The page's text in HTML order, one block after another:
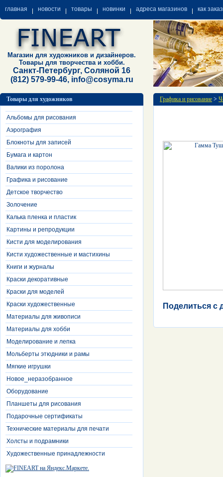
главная новости товары новинки адреса магазинов как
Магазин для художников и дизайнеров.
Товары для творчества и хобби.
Санкт-Петербург, Соляной 16
(812) 579-99-46, info@cosyma.ru
Товары для художников
Альбомы для рисования
Аэрография
Блокноты для записей
Бумага и картон
Валики из поролона
Графика и рисование
Детское творчество
Золочение
Калька пленка и пластик
Картины и репродукции
Кисти для моделирования
Кисти художественные и мастихины
Книги и журналы
Краски декоративные
Краски для моделей
Краски художественные
Материалы для живописи
Материалы для хобби
Моделирование и лепка
Мольберты этюдники и рамы
Мягкие игрушки
Новое_неразобранное
Оборудование
Планшеты для рисования
Подарочные сертификаты
Технические материалы для печати
Холсты и подрамники
Художественные принадлежности
Графика и рисование >
Поделиться с